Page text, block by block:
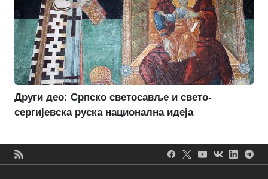
Други део: Српско светосавље и свето-
сергијевска руска национална идеја